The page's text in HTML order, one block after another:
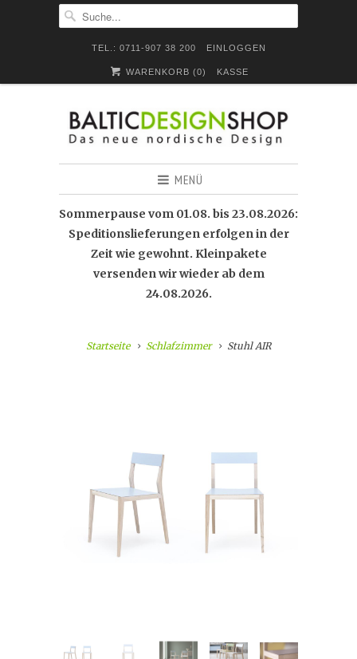
TEL.: 0711-907 38 200 EINLOGGEN
WARENKORB (0) KASSE
MENÜ
Sommerpause vom 01.08. bis 23.08.2026:
Speditionslieferungen erfolgen in der
Zeit wie gewohnt. Kleinpakete
versenden wir wieder ab dem
24.08.2026.
Startseite Schlafzimmer Stuhl AIR